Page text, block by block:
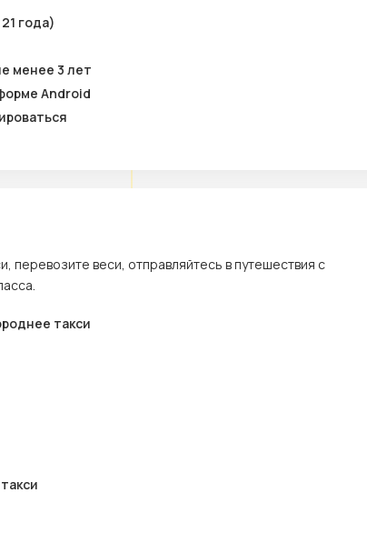
года)
менее 3 лет
Android
перевозите веси, отправляйтесь в путешествия с
такси